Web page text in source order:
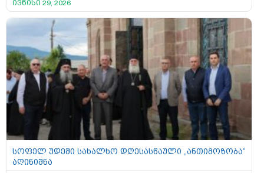
ივნისი 29, 2026
სოფელ უდეში სახალხო დღესასწაული „ანთიმოზობა“
აღინიშნა